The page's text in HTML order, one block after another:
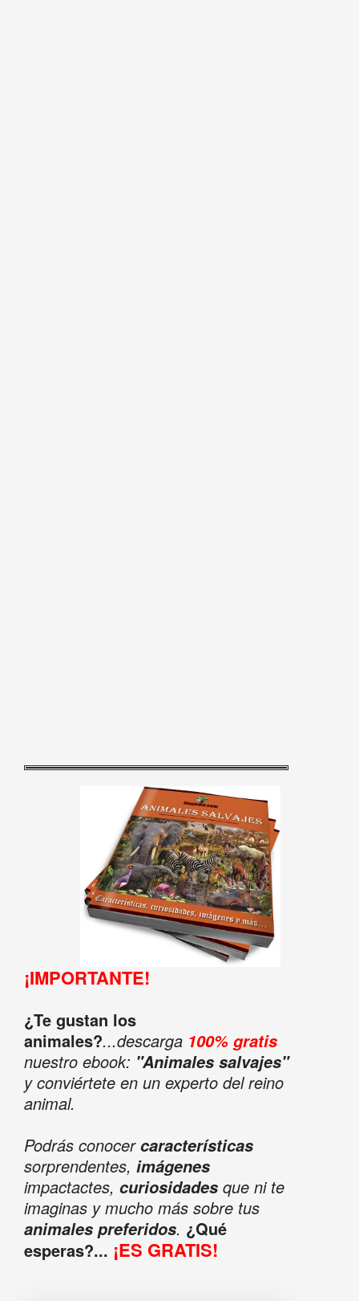
¡IMPORTANTE!
¿Te gustan los
animales?...descarga 100% gratis
nuestro ebook: "Animales salvajes"
y conviértete en un experto del reino
animal.
Podrás conocercaracterísticas
sorprendentes, imágenes
impactactes, curiosidadesque ni te
imaginas y mucho más sobre tus
animales preferidos. ¿Qué
esperas?... ¡ES GRATIS!